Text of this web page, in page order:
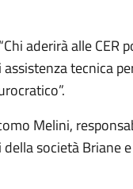
aderirà alle CER
tecnica
Melini,
società Briane